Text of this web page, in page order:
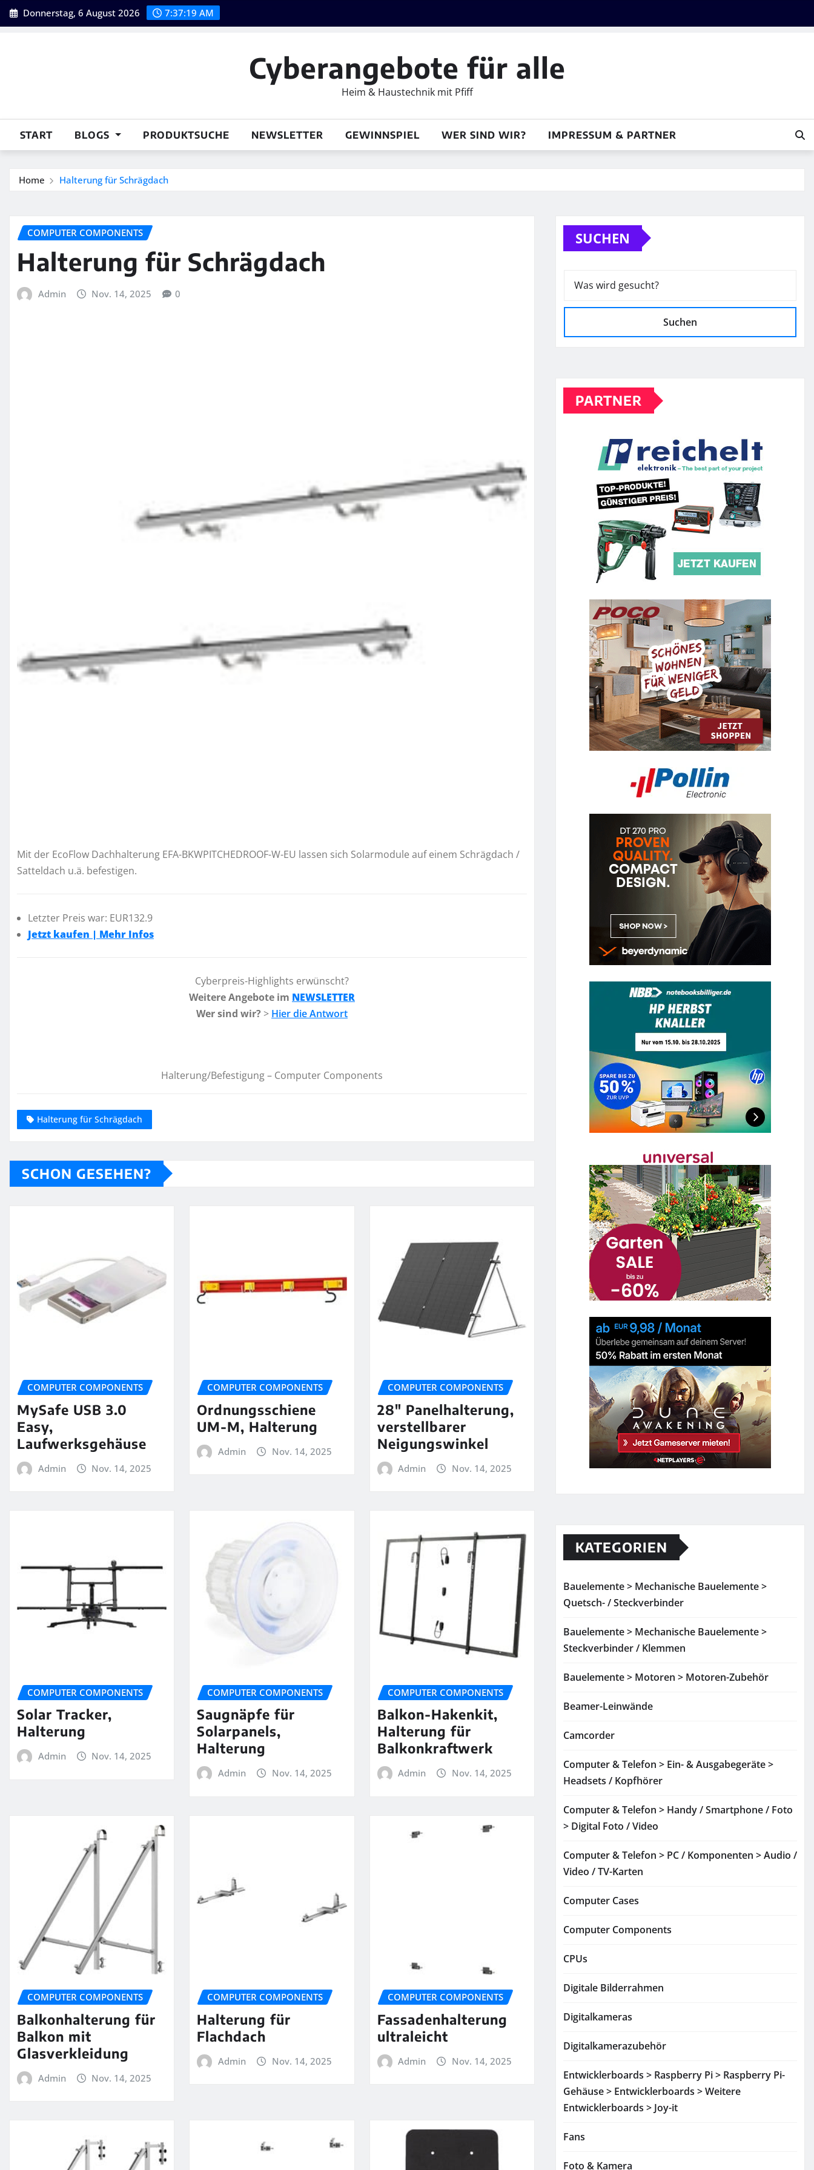
Skip
to
Donnerstag, 6 August 2026 7:37:20 AM
Cyberangebote für alle
Heim & Haustechnik mit Pfiff
START BLOGS PRODUKTSUCHE NEWSLETTER GEWINNSPIEL WER SIND WIR? IMPRESSUM & PARTNER
Home Halterung für Schrägdach
COMPUTER COMPONENTS
Halterung für Schrägdach
Admin Nov. 14, 2025 0
Mit der EcoFlow Dachhalterung EFA-BKWPITCHEDROOF-W-EU lassen sich Solarmodule auf einem Schrägdach /
Satteldach u.ä. befestigen.
Letzter Preis war: EUR132.9
Jetzt kaufen | Mehr Infos
Cyberpreis-Highlights erwünscht?
Weitere Angebote im NEWSLETTER
Wer sind wir? > Hier die Antwort
Halterung/Befestigung – Computer Components
Halterung für Schrägdach
SCHON GESEHEN?
COMPUTER COMPONENTS
MySafe USB 3.0
Easy,
Laufwerksgehäuse
Admin Nov. 14, 2025
COMPUTER COMPONENTS
Ordnungsschiene
UM-M, Halterung
Admin Nov. 14, 2025
COMPUTER COMPONENTS
28″ Panelhalterung,
verstellbarer
Neigungswinkel
Admin Nov. 14, 2025
COMPUTER COMPONENTS
Solar Tracker,
Halterung
Admin Nov. 14, 2025
COMPUTER COMPONENTS
Saugnäpfe für
Solarpanels,
Halterung
Admin Nov. 14, 2025
COMPUTER COMPONENTS
Balkon-Hakenkit,
Halterung für
Balkonkraftwerk
Admin Nov. 14, 2025
COMPUTER COMPONENTS
Balkonhalterung für
Balkon mit
Glasverkleidung
Admin Nov. 14, 2025
COMPUTER COMPONENTS
Halterung für
Flachdach
Admin Nov. 14, 2025
COMPUTER COMPONENTS
Fassadenhalterung
ultraleicht
Admin Nov. 14, 2025
SUCHEN
Suchen
PARTNER
KATEGORIEN
Bauelemente > Mechanische Bauelemente >
Quetsch- / Steckverbinder
Bauelemente > Mechanische Bauelemente >
Steckverbinder / Klemmen
Bauelemente > Motoren > Motoren-Zubehör
Beamer-Leinwände
Camcorder
Computer & Telefon > Ein- & Ausgabegeräte >
Headsets / Kopfhörer
Computer & Telefon > Handy / Smartphone / Foto
> Digital Foto / Video
Computer & Telefon > PC / Komponenten > Audio /
Video / TV-Karten
Computer Cases
Computer Components
CPUs
Digitale Bilderrahmen
Digitalkameras
Digitalkamerazubehör
Entwicklerboards > Raspberry Pi > Raspberry Pi-
Gehäuse > Entwicklerboards > Weitere
Entwicklerboards > Joy-it
Fans
Foto & Kamera